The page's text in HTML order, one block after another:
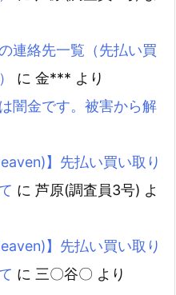
連絡先一覧（先払い買
に 金*** より
闇金です。被害から解
】先払い買い取り
に 芦原(調査員3号) よ
】先払い買い取り
に 三〇谷〇 より